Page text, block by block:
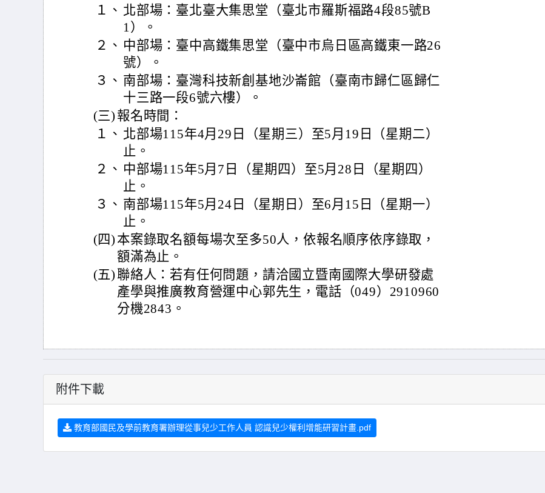
１、 北部場：臺北臺大集思堂（臺北市羅斯福路4段85號B
1）。
２、 中部場：臺中高鐵集思堂（臺中市烏日區高鐵東一路26
號）。
３、 南部場：臺灣科技新創基地沙崙館（臺南市歸仁區歸仁
十三路一段6號六樓）。
(三) 報名時間：
１、 北部場115年4月29日（星期三）至5月19日（星期二）
止。
２、 中部場115年5月7日（星期四）至5月28日（星期四）
止。
３、 南部場115年5月24日（星期日）至6月15日（星期一）
止。
(四) 本案錄取名額每場次至多50人，依報名順序依序錄取，
額滿為止。
(五) 聯絡人：若有任何問題，請洽國立暨南國際大學研發處
產學與推廣教育營運中心郭先生，電話（049）2910960
分機2843。
附件下載
教育部國民及學前教育署辦理從事兒少工作人員 認識兒少權利增能研習計畫.pdf